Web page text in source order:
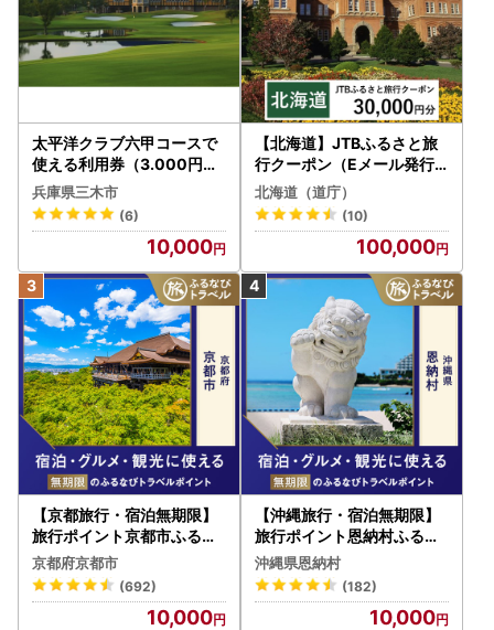
太平洋クラブ六甲コースで
使える利用券（3.000円分
）
兵庫県三木市
(6)
10,000
【北海道】JTBふるさと旅
行クーポン（Eメール発行
）30,000円分 旅行 トラベ
ル 宿泊 人気 おすすめ JTB
W030T
北海道（道庁）
(10)
100,000
【京都旅行・宿泊無期限】
旅行ポイント京都市ふるな
びトラベルポイント
京都府京都市
(692)
10,000
【沖縄旅行・宿泊無期限】
旅行ポイント恩納村ふるな
びトラベルポイント
沖縄県恩納村
(182)
10,000